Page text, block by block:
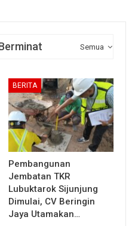
Semua
BERITA
Pembangunan
Jembatan TKR
Lubuktarok Sijunjung
Dimulai, CV Beringin
Jaya Utamakan…